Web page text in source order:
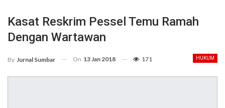
Kasat Reskrim Pessel Temu Ramah
Dengan Wartawan
HUKUM
By Jurnal Sumbar On 13 Jan 2018 171